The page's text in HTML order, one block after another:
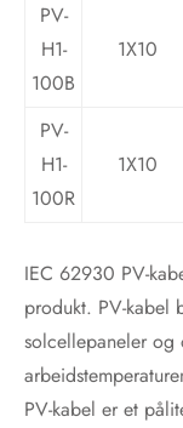
PV-
H1-
100B
1X10
PV-
H1-
100R
1X10
IEC 62930 PV-
produkt. PV-kabel
solcellepaneler og
PV-kabel er et